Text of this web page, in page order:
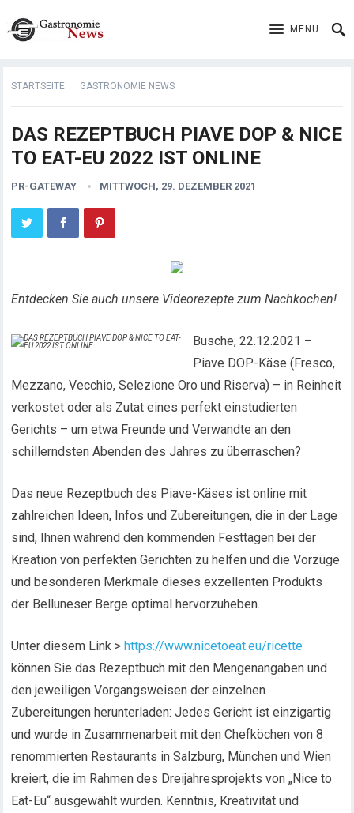
MENU
STARTSEITE GASTRONOMIE NEWS
DAS REZEPTBUCH PIAVE DOP & NICE
TO EAT-EU 2022 IST ONLINE
PR-GATEWAY MITTWOCH, 29. DEZEMBER 2021
Entdecken Sie auch unsere Videorezepte zum Nachkochen!
Busche, 22.12.2021 –
Piave DOP-Käse (Fresco,
Mezzano, Vecchio, Selezione Oro und Riserva) – in Reinheit
verkostet oder als Zutat eines perfekt einstudierten
Gerichts – um etwa Freunde und Verwandte an den
schillerndsten Abenden des Jahres zu überraschen?
Das neue Rezeptbuch des Piave-Käses ist online mit
zahlreichen Ideen, Infos und Zubereitungen, die in der Lage
sind, Ihnen während den kommenden Festtagen bei der
Kreation von perfekten Gerichten zu helfen und die Vorzüge
und besonderen Merkmale dieses exzellenten Produkts
der Belluneser Berge optimal hervorzuheben.
Unter diesem Link >https://www.nicetoeat.eu/ricette
können Sie das Rezeptbuch mit den Mengenangaben und
den jeweiligen Vorgangsweisen der einzelnen
Zubereitungen herunterladen: Jedes Gericht ist einzigartig
und wurde in Zusammenarbeit mit den Chefköchen von 8
renommierten Restaurants in Salzburg, München und Wien
kreiert, die im Rahmen des Dreijahresprojekts von „Nice to
Eat-Eu“ ausgewählt wurden. Kenntnis, Kreativität und